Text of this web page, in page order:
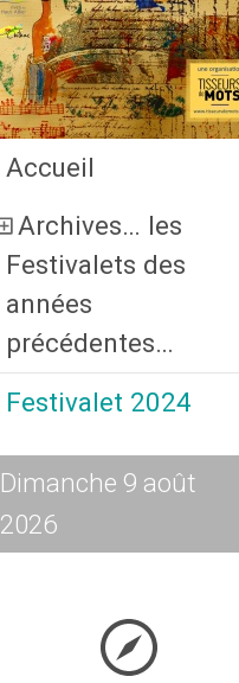
Accueil
Archives… les
Festivalets des
années
précédentes…
Festivalet 2024
Dimanche 9 août
2026